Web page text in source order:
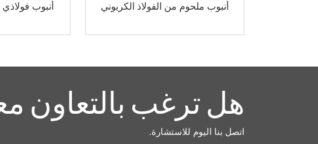
أنبوب ملحوم من الفولاذ الكربوني أنبوب
هل ترغب بالتعاون
اتصل بنا اليوم للاستشارة.